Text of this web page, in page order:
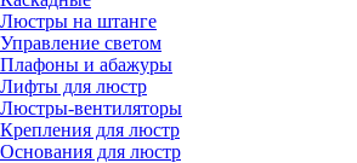
Люстры на штанге
Управление светом
Плафоны и абажуры
Лифты для люстр
Люстры-вентиляторы
Крепления для люстр
Основания для люстр